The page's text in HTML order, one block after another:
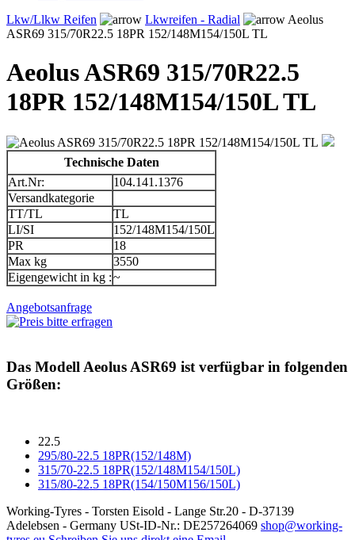
Lkw/Llkw Reifen
Lkwreifen - Radial
Aeolus
ASR69 315/70R22.5 18PR 152/148M154/150L TL
Aeolus ASR69 315/70R22.5
18PR 152/148M154/150L TL
Technische Daten
Art.Nr:
104.141.1376
Versandkategorie
TT/TL
TL
LI/SI
152/148M154/150L
PR
18
Max kg
3550
Eigengewicht in kg :~
Angebotsanfrage
Das Modell Aeolus ASR69 ist verfügbar in folgenden
Größen:
22.5
295/80-22.5 18PR(152/148M)
315/70-22.5 18PR(152/148M154/150L)
315/80-22.5 18PR(154/150M156/150L)
Working-Tyres - Torsten Eisold - Lange Str.20 - D-37139
Adelebsen - Germany USt-ID-Nr.: DE257264069 shop@working-